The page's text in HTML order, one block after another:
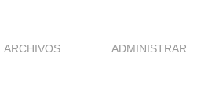
ARCHIVOS ADMINISTRAR